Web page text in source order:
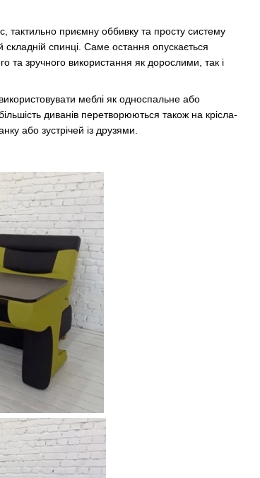
тактильно приємну оббивку та просту систему
спинці. Саме остання опускається
зручного використання як дорослими, так і
меблі як односпальне або
диванів перетворюються також на крісла-
або зустрічей із друзями.